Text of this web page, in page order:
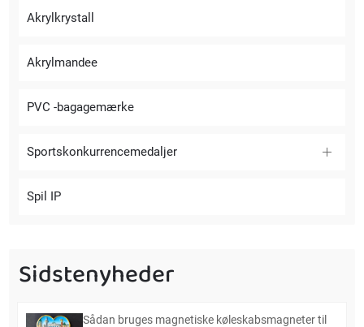
Akrylkrystall
Akrylmandee
PVC -bagagemærke
Sportskonkurrencemedaljer
Spil IP
Sidstenyheder
Sådan bruges magnetiske køleskabsmagneter til